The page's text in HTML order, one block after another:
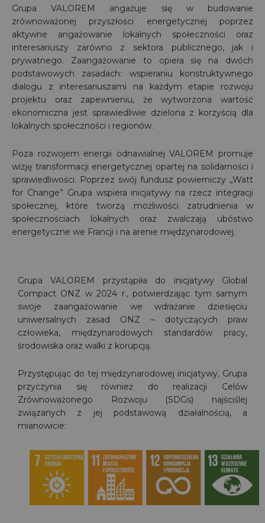
Grupa VALOREM angażuje się w budowanie
zrównoważonej przyszłości energetycznej poprzez
aktywne angażowanie lokalnych społeczności oraz
interesariuszy zarówno z sektora publicznego, jak i
prywatnego. Zaangażowanie to opiera się na dwóch
podstawowych zasadach: wspieraniu konstruktywnego
dialogu z interesariuszami na każdym etapie rozwoju
projektu oraz zapewnieniu, że wytworzona wartość
ekonomiczna jest sprawiedliwie dzielona z korzyścią dla
lokalnych społeczności i regionów.
Poza rozwojem energii odnawialnej VALOREM promuje
wizję transformacji energetycznej opartej na solidarności i
sprawiedliwości. Poprzez swój fundusz powierniczy „Watt
for Change” Grupa wspiera inicjatywy na rzecz integracji
społecznej, które tworzą możliwości zatrudnienia w
społecznościach lokalnych oraz zwalczają ubóstwo
energetyczne we Francji i na arenie międzynarodowej.
Grupa VALOREM przystąpiła do inicjatywy Global
Compact ONZ w 2024 r., potwierdzając tym samym
swoje zaangażowanie we wdrażanie dziesięciu
uniwersalnych zasad ONZ – dotyczących praw
człowieka, międzynarodowych standardów pracy,
środowiska oraz walki z korupcją.
Przystępując do tej międzynarodowej inicjatywy, Grupa
przyczynia się również do realizacji Celów
Zrównoważonego Rozwoju (SDGs) najściślej
związanych z jej podstawową działalnością, a
mianowicie: